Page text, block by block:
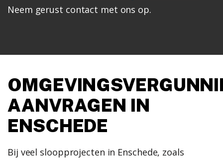
Neem gerust contact met ons op.
AANVRAGEN IN
ENSCHEDE
Bij veel sloopprojecten in Enschede, zoals